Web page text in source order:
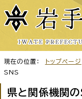
現在の位置： トップページ
SNS
県と関係機関